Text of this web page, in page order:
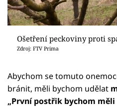
Ošetření peckoviny proti
Zdroj: FTV Prima
Abychom se tomuto
bránit, měli bychom udělat
„První postřik bychom